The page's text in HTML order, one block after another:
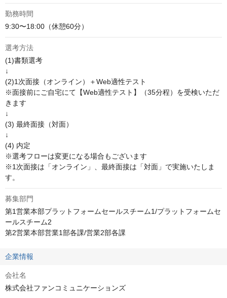
勤務時間
9:30〜18:00（休憩60分）
選考方法
(1)書類選考
↓
(2)1次面接（オンライン）＋Web適性テスト
※面接前にご自宅にて【Web適性テスト】（35分程）を受検いただ
きます
↓
(3) 最終面接（対面）
↓
(4) 内定
※選考フローは変更になる場合もございます
※1次面接は「オンライン」、最終面接は「対面」で実施いたしま
す。
募集部門
第1営業本部プラットフォームセールスチーム1/プラットフォームセ
ールスチーム2
第2営業本部営業1部各課/営業2部各課
企業情報
会社名
株式会社ファンコミュニケーションズ